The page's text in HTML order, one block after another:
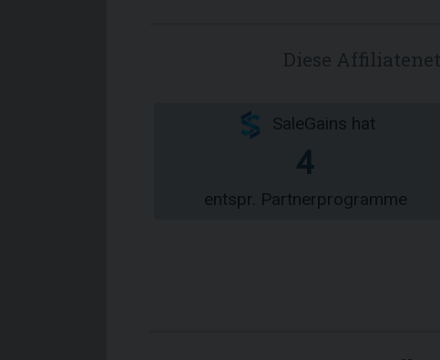
SaleGains hat
4
entspr. Partnerprogramme